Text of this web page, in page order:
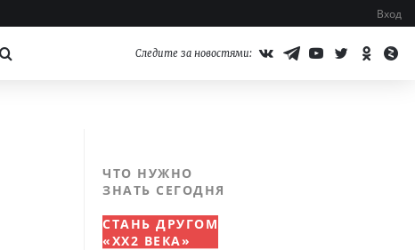
Вход
Следите за новостями:
ЧТО НУЖНО
ЗНАТЬ СЕГОДНЯ
СТАНЬ ДРУГОМ
«XX2 ВЕКА»